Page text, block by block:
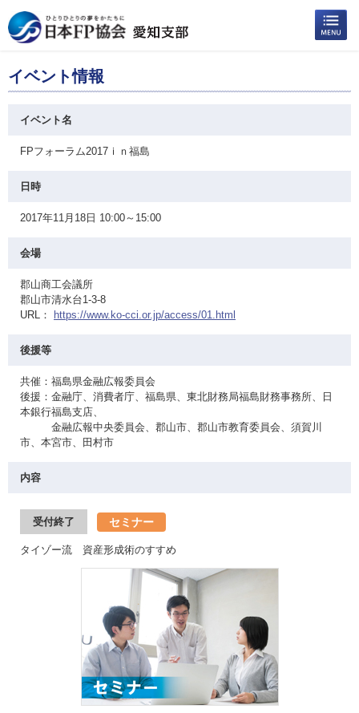
イベント情報
イベント名
FPフォーラム2017ｉｎ福島
日時
2017年11月18日 10:00～15:00
会場
郡山商工会議所
郡山市清水台1-3-8
URL：
https://www.ko-cci.or.jp/access/01.html
後援等
共催：福島県金融広報委員会
後援：金融庁、消費者庁、福島県、東北財務局福島財務事務所、日
本銀行福島支店、
金融広報中央委員会、郡山市、郡山市教育委員会、須賀川
市、本宮市、田村市
内容
受付終了 セミナー
タイゾー流 資産形成術のすすめ